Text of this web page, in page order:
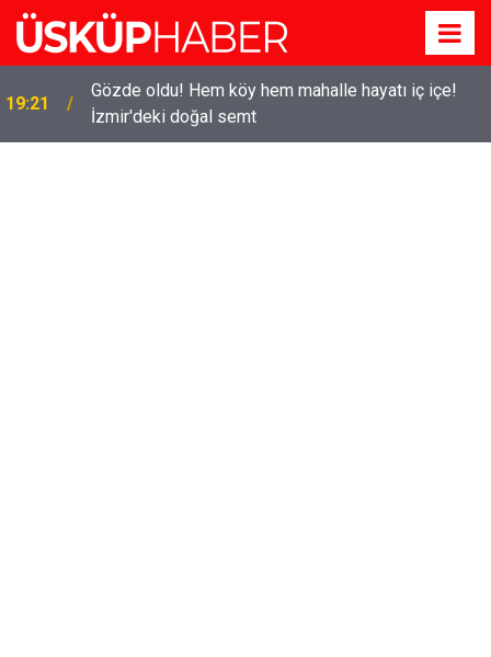
19:21
Gözde oldu! Hem köy hem mahalle hayatı iç içe!
İzmir'deki doğal semt